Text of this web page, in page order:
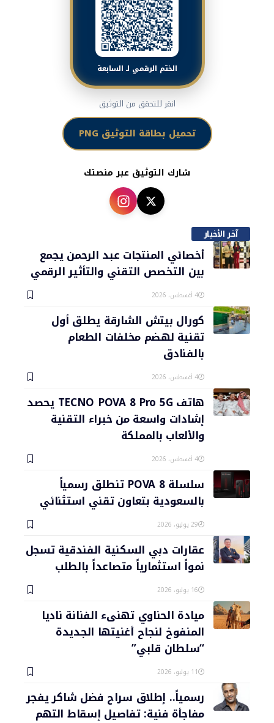
الختم الرقمي لـ السابعة
انقر للتحقق من التوثيق
تحميل بطاقة التوثيق PNG
شارك التوثيق عبر منصتك
آخر الأخبار
أخصائي المنتجات عبد الرحمن يجمع
بين التخصص التقني والتأثير الرقمي
4 أغسطس، 2026
كورال بيتش الشارقة يطلق أول
تقنية لهضم مخلفات الطعام
بالفنادق
4 أغسطس، 2026
هاتف TECNO POVA 8 Pro 5G يحصد
إشادات واسعة من خبراء التقنية
والألعاب بالمملكة
4 أغسطس، 2026
سلسلة POVA 8 تنطلق رسمياً
بالسعودية بتعاون تقني استثنائي
29 يوليو، 2026
عقارات دبي السكنية الفندقية تسجل
نمواً استثمارياً متصاعداً بالطلب
16 يوليو، 2026
ميادة الحناوي تهنىء الفنانة ناديا
المنفوخ لنجاح أغنيتها الجديدة
“سلطان قلبي”
11 يوليو، 2026
رسمياً.. إطلاق سراح فضل شاكر يفجر
مفاجأة فنية: تفاصيل إسقاط التهم